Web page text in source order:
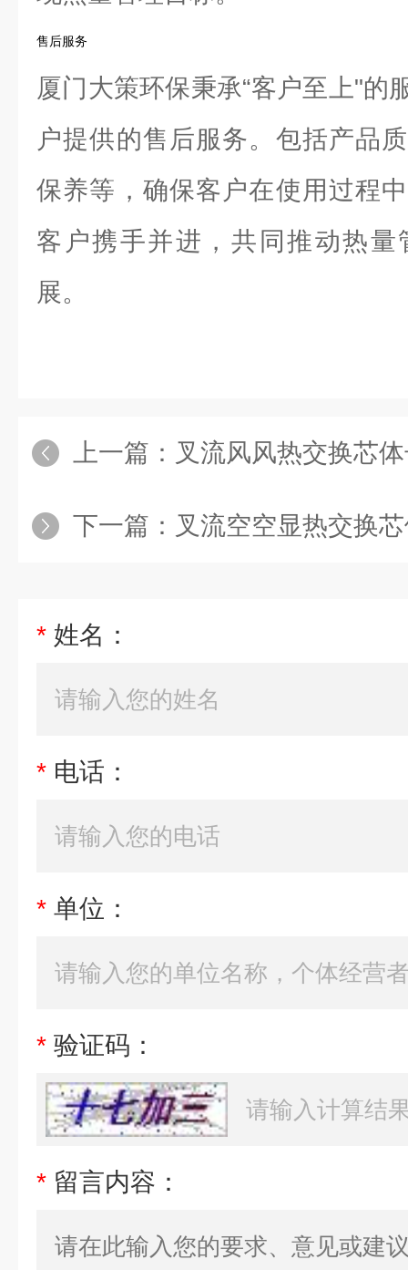
售后服务
厦门大策环保秉承“客户至上"的
户提供的售后服务。包括产品
保养等，确保客户在使用过程
客户携手并进，共同推动热
展。
上一篇： 叉流风风热交换芯
下一篇： 叉流空空显热交换芯
* 姓名：
* 电话：
* 单位：
* 验证码：
* 留言内容：